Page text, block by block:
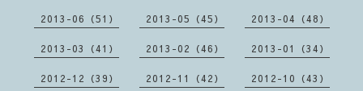
2013-06（51） 2013-05（45） 2013-04（48）
2013-03（41） 2013-02（46） 2013-01（34）
2012-12（39） 2012-11（42） 2012-10（43）